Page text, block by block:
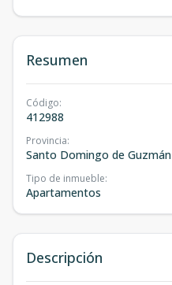
Resumen
Código:
412988
Provincia:
Santo Domingo de Guzmán
Tipo de inmueble:
Apartamentos
Descripción